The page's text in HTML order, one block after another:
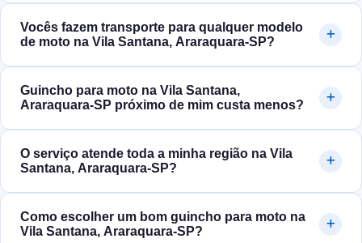
Vocês fazem transporte para qualquer modelo
de moto na Vila Santana, Araraquara‑SP?
Guincho para moto na Vila Santana,
Araraquara‑SP próximo de mim custa menos?
O serviço atende toda a minha região na Vila
Santana, Araraquara‑SP?
Como escolher um bom guincho para moto na
Vila Santana, Araraquara‑SP?